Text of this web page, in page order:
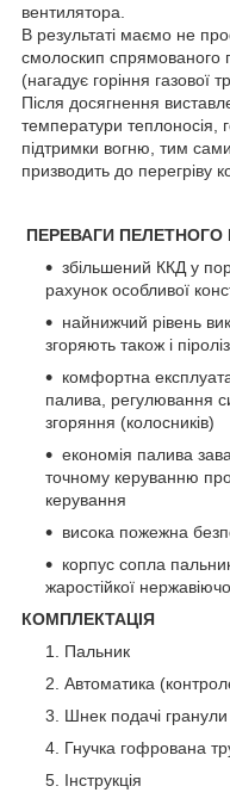
вентилятора.
В результаті маємо не
смолоскип спрямованого
(нагадує горіння газової
Після досягнення
температури теплоносія,
підтримки вогню, тим
призводить до перегріву
ПЕРЕВАГИ
збільшений ККД у
рахунок особливої
найнижчий рівень
згоряють також і
комфортна
палива, регулювання
згоряння (колосників)
економія палива
точному керуванню
керування
висока пожежна
корпус сопла
жаростійкої
КОМПЛЕКТАЦІЯ
Пальник
Автоматика
Шнек подачі гранули
Гнучка гофрована
Інструкція